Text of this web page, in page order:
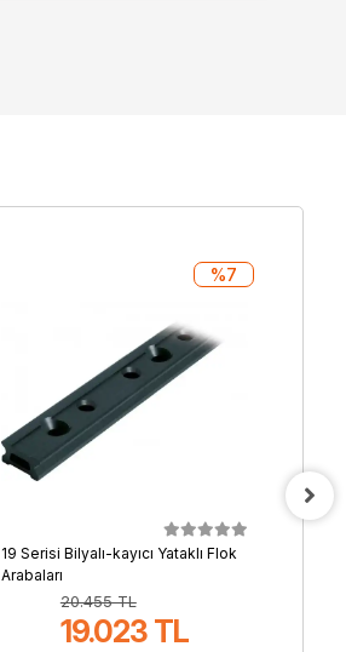
19 Serisi Bilyalı-kayıcı Yataklı Flok
Arabaları
20.455 TL
19.023 TL
%7